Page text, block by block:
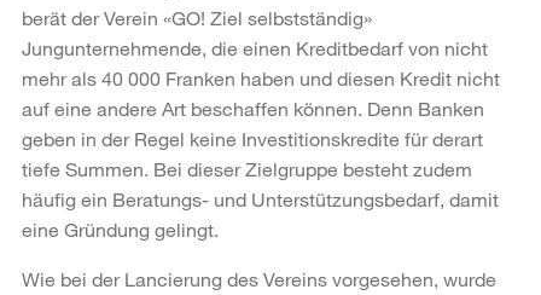
berät der Verein «GO! Ziel selbstständig»
Jungunternehmende, die einen Kreditbedarf von nicht
mehr als 40 000 Franken haben und diesen Kredit nicht
auf eine andere Art beschaffen können. Denn Banken
geben in der Regel keine Investitionskredite für derart
tiefe Summen. Bei dieser Zielgruppe besteht zudem
häufig ein Beratungs- und Unterstützungsbedarf, damit
eine Gründung gelingt.
Wie bei der Lancierung des Vereins vorgesehen, wurde